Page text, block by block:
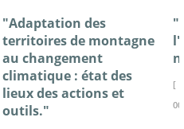
"Adaptation des
territoires de montagne
au changement
climatique : état des
lieux des actions et
outils."
[